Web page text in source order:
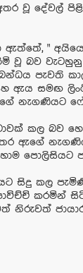
වූ දේවල්
"
වූ බව
පැවති
ඇය සමඟ
නැගණියට
කල බව
ඇගේ
පොලිසියට
සිදු කල
කරමින්
නිරුවත්